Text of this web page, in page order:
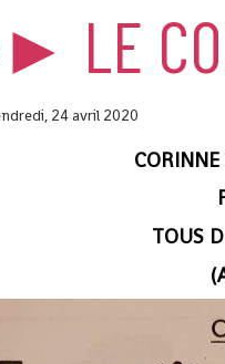
LE
24 avril 2020
TOUS